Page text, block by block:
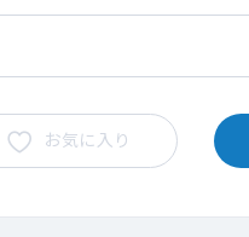
お気に入り